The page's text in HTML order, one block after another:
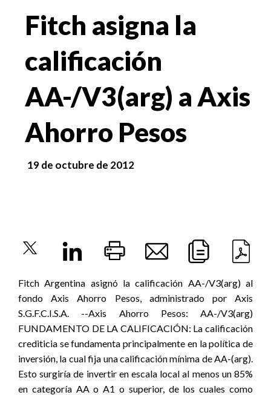
Fitch asigna la
calificación
AA-/V3(arg) a Axis
Ahorro Pesos
19 de octubre de 2012
Fitch Argentina asignó la calificación AA-/V3(arg) al
fondo Axis Ahorro Pesos, administrado por Axis
S.G.F.C.I.S.A. --Axis Ahorro Pesos: AA-/V3(arg)
FUNDAMENTO DE LA CALIFICACIÓN: La calificación
crediticia se fundamenta principalmente en la política de
inversión, la cual fija una calificación mínima de AA-(arg).
Esto surgiría de invertir en escala local al menos un 85%
en categoría AA o A1 o superior, de los cuales como